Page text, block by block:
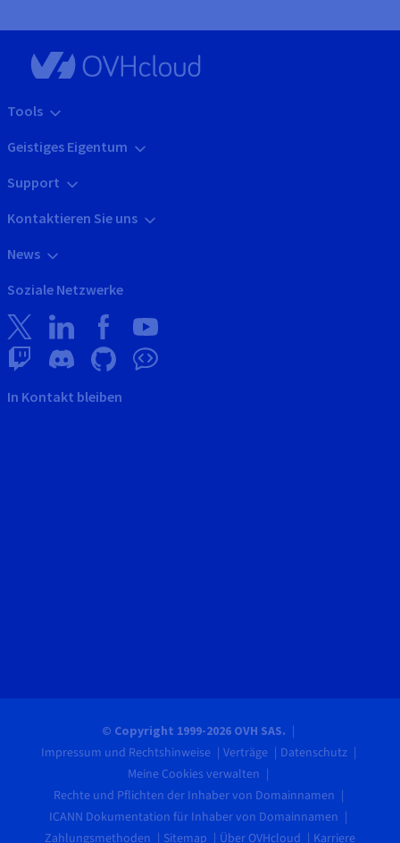
Tools
Geistiges Eigentum
Support
Kontaktieren Sie uns
News
Soziale Netzwerke
In Kontakt bleiben
© Copyright 1999-2026 OVH SAS.
Impressum und Rechtshinweise Verträge
Datenschutz
Meine Cookies verwalten
Rechte und Pflichten der Inhaber von Domainnamen
ICANN Dokumentation für Inhaber von Domainnamen
Zahlungsmethoden
Sitemap Über OVHcloud Karriere